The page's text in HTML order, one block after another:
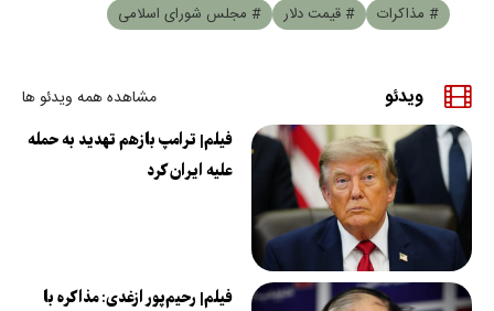
# مذاکرات
# قیمت دلار # مجلس شورای اسلامی
ویدئو مشاهده همه ویدئو ها
فیلم| ترامپ بازهم تهدید به حمله
علیه ایران کرد
فیلم| رحیم‌پور ازغدی: مذاکره با